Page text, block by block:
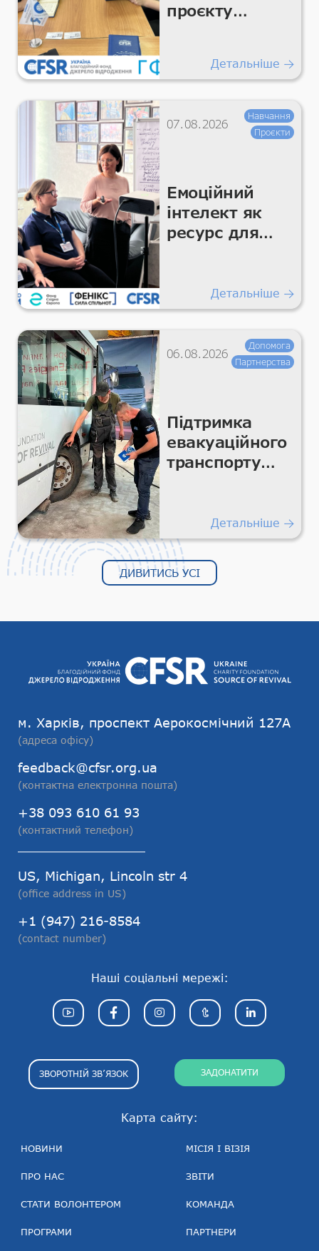
проєкту
покращень
важливих
умов та
Детальніше
07.08.2026
Навчання
Проєкти
Емоційний
інтелект як
ресурс для
Детальніше
06.08.2026
Допомога
Партнерства
Підтримка
евакуаційного
транспорту
перевезень
Детальніше
ДИВИТИСЬ УСІ
м. Харків, проспект Аерокосмічний 127А
(адреса офісу)
feedback@cfsr.org.ua
(контактна електронна пошта)
+38 093 610 61 93
(контактний телефон)
US, Michigan, Lincoln str 4
(office address in US)
+1 (947) 216-8584
(contact number)
Карта сайту:
НОВИНИ
ПРО НАС
СТАТИ ВОЛОНТЕРОМ
ПРОГРАМИ
МІСІЯ І ВІЗІЯ
ЗВІТИ
КОМАНДА
ПАРТНЕРИ
Наші соціальні мережі:
ЗВОРОТНІЙ ЗВ’ЯЗОК ЗАДОНАТИТИ